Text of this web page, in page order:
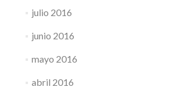
julio 2016
junio 2016
mayo 2016
abril 2016